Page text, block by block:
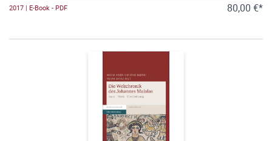
2017 | E-Book - PDF 80,00 €*